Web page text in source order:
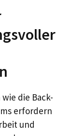
die Back-
erfordern
und